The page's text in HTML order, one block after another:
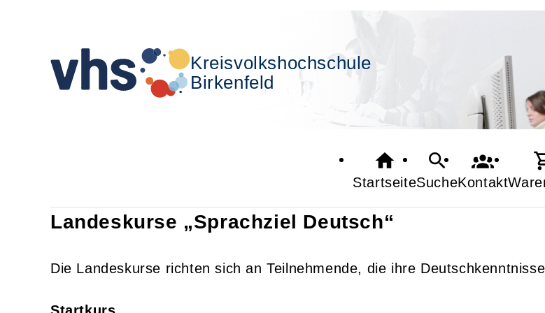
Kreisvolkshochschule
Birkenfeld
StartseiteSucheKontakt
Landeskurse „Sprachziel Deutsch“
Die Landeskurse richten sich an Teilnehmende, die ihre